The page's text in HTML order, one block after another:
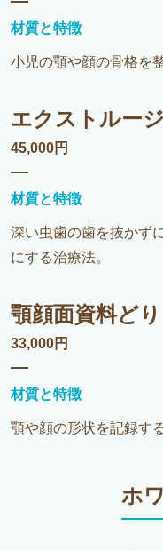
材質と特徴
小児の顎や顔の骨格を
エクストルー
45,000円
材質と特徴
深い虫歯の歯を抜かず
にする治療法。
顎顔面資料どり
33,000円
材質と特徴
顎や顔の形状を記録す
ホ